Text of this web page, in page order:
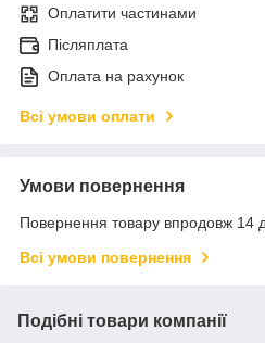
Оплатити частинами
Післяплата
Оплата на рахунок
Всі умови оплати
Умови повернення
Повернення товару впродовж 14
Всі умови повернення
Подібні товари компанії